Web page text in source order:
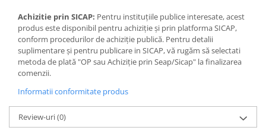
Achizitie prin SICAP: Pentru instituțiile publice interesate, acest
produs este disponibil pentru achiziție și prin platforma SICAP,
conform procedurilor de achiziție publică. Pentru detalii
suplimentare și pentru publicare in SICAP, vă rugăm să selectati
metoda de plată "OP sau Achiziție prin Seap/Sicap" la finalizarea
comenzii.
Informatii conformitate produs
Review-uri(0)